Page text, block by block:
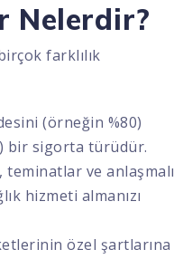
Nelerdir?
farklılık
(örneğin %80)
bir sigorta türüdür.
teminatlar ve anlaşmalı
hizmeti almanızı
özel şartlarına